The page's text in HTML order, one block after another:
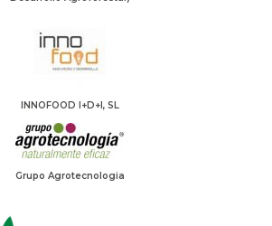
INNOFOOD I+D+I, SL
Grupo Agrotecnologia